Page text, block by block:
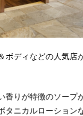
ボディなどの人気店
りが特徴のソープ
タニカルローション